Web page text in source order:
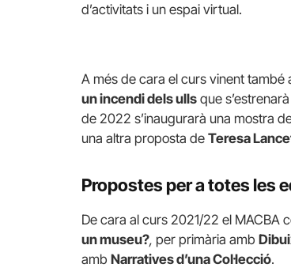
d’activitats i un espai virtual.
A més de cara el curs vinent
un incendi dels ulls que
de 2022 s’inaugurarà una mostra
una altra proposta de Teresa
Propostes per a totes les
De cara al curs 2021/22 el MACBA
un museu?, per primària amb
amb Narratives d’una Col·lecció.